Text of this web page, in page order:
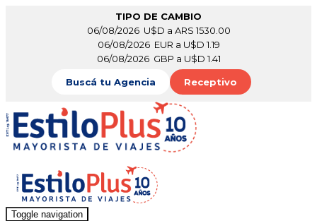
TIPO DE CAMBIO
06/08/2026 U$D a ARS 1530.00
06/08/2026 EUR a U$D 1.19
06/08/2026 GBP a U$D 1.41
Buscá tu Agencia Receptivo
Toggle navigation